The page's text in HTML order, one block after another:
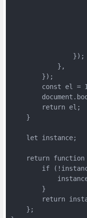
                });
            },
        });
const el =
        return el;
    }
    let instance;
return function
if
        }
return
    };